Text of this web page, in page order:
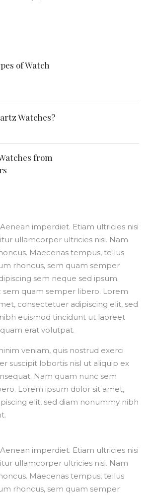
of Watch
Watches?
from
imperdiet. Etiam ultricies nisi
ullamcorper ultricies nisi. Nam
Maecenas tempus, tellus
rhoncus, sem quam semper
sem neque sed ipsum.
sem quam semper libero. Lorem
consectetuer adipiscing elit, sed
euismod tincidunt ut laoreet
erat volutpat.
veniam, quis nostrud exerci
suscipit lobortis nisl ut aliquip ex
Nam quam nunc sem
Lorem ipsum dolor sit amet,
elit, sed diam nonummy nibh
imperdiet. Etiam ultricies nisi
ullamcorper ultricies nisi. Nam
Maecenas tempus, tellus
rhoncus, sem quam semper